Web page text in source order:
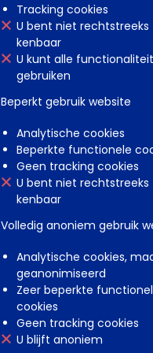
Tracking cookies
U bent niet rechtstreeks
kenbaar
U kunt alle
gebruiken
Beperkt gebruik website
Analytische cookies
Beperkte functionele
Geen tracking cookies
U bent niet rechtstreeks
kenbaar
Volledig anoniem gebruik
Analytische cookies,
geanonimiseerd
Zeer beperkte
cookies
Geen tracking cookies
U blijft anoniem
M&T:
01-
12-
01-
12-
Disclaimer